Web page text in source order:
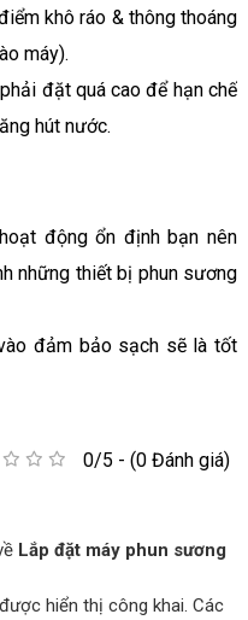
khô ráo & thông thoáng
máy).
đặt quá cao để hạn chế
hút nước.
động ổn định bạn nên
những thiết bị phun sương
đảm bảo sạch sẽ là tốt
0/5 - (0 Đánh giá)
Lắp đặt máy phun sương
hiển thị công khai. Các